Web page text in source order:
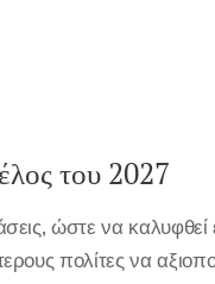
του 2027
ώστε να
πολίτες να